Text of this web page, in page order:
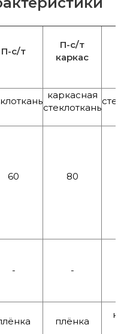
П-с/т
П-с/т
каркас
каркасная
стеклоткань
60 80
- -
плёнка